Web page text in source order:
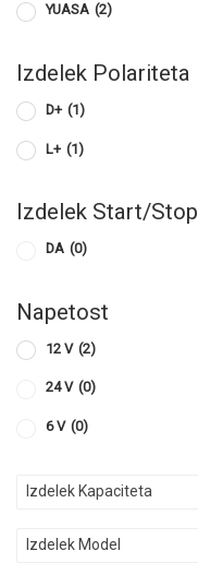
YUASA (2)
Izdelek Polariteta
D+ (1)
L+ (1)
Izdelek Start/Stop
DA (0)
Napetost
12 V (2)
24 V (0)
6 V (0)
Izdelek Kapaciteta
Izdelek Model